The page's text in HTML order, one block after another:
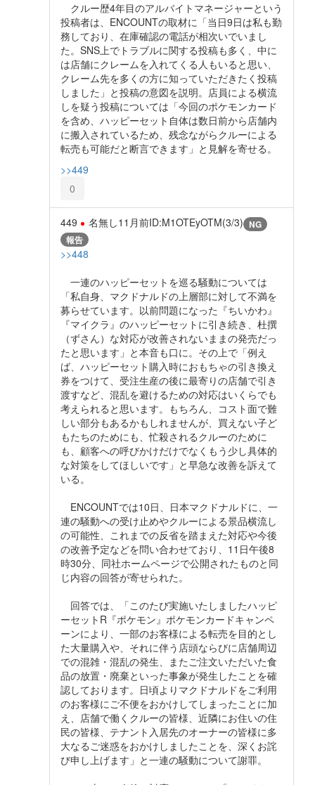
クルー歴4年目のアルバイトマネージャーという
投稿者は、ENCOUNTの取材に「当日9日は私も勤
務しており、在庫確認の電話が相次いでいまし
た。SNS上でトラブルに関する投稿も多く、中に
は店舗にクレームを入れてくる人もいると思い、
クレーム先を多くの方に知っていただきたく投稿
しました」と投稿の意図を説明。店員による横流
しを疑う投稿については「今回のポケモンカード
を含め、ハッピーセット自体は数日前から店舗内
に搬入されているため、残念ながらクルーによる
転売も可能だと断言できます」と見解を寄せる。
>>449
0
449 名無し11月前ID:M1OTEyOTM(3/3) NG
報告
>>448
一連のハッピーセットを巡る騒動については
「私自身、マクドナルドの上層部に対して不満を
募らせています。以前問題になった『ちいかわ』
『マイクラ』のハッピーセットに引き続き、杜撰
（ずさん）な対応が改善されないままの発売だっ
たと思います」と本音も口に。その上で「例え
ば、ハッピーセット購入時におもちゃの引き換え
券をつけて、受注生産の後に最寄りの店舗で引き
渡すなど、混乱を避けるための対応はいくらでも
考えられると思います。もちろん、コスト面で難
しい部分もあるかもしれませんが、買えない子ど
もたちのためにも、忙殺されるクルーのために
も、顧客への呼びかけだけでなくもう少し具体的
な対策をしてほしいです」と早急な改善を訴えて
いる。
ENCOUNTでは10日、日本マクドナルドに、一
連の騒動への受け止めやクルーによる景品横流し
の可能性、これまでの反省を踏まえた対応や今後
の改善予定などを問い合わせており、11日午後8
時30分、同社ホームページで公開されたものと同
じ内容の回答が寄せられた。
回答では、「このたび実施いたしましたハッピ
ーセットR『ポケモン』ポケモンカードキャンペ
ーンにより、一部のお客様による転売を目的とし
た大量購入や、それに伴う店頭ならびに店舗周辺
での混雑・混乱の発生、またご注文いただいた食
品の放置・廃棄といった事象が発生したことを確
認しております。日頃よりマクドナルドをご利用
のお客様にご不便をおかけしてしまったことに加
え、店舗で働くクルーの皆様、近隣にお住いの住
民の皆様、テナント入居先のオーナーの皆様に多
大なるご迷惑をおかけしましたことを、深くお詫
び申し上げます」と一連の騒動について謝罪。